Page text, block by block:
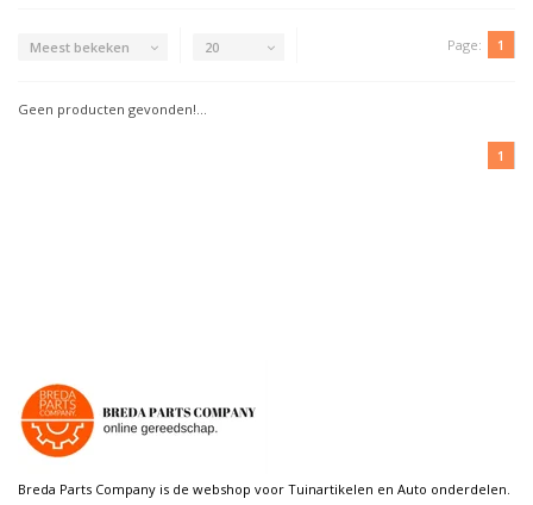
Meest bekeken 20 Page: 1
Geen producten gevonden!...
1
Breda Parts Company is de webshop voor Tuinartikelen en Auto onderdelen.